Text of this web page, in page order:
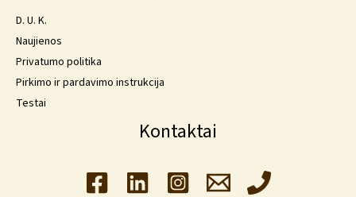
D. U. K.
Naujienos
Privatumo politika
Pirkimo ir pardavimo instrukcija
Testai
Kontaktai